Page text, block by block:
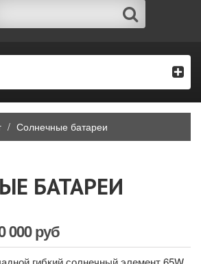
Солнечные батареи
БАТАРЕИ
000 руб